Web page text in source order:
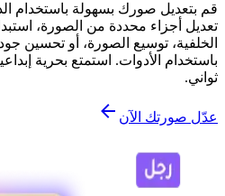
قم بتعديل صورك بسهولة باستخدام
تعديل أجزاء محددة من الصورة،
الخلفية، توسيع الصورة، أو تحسين
باستخدام الأدوات. استمتع بحرية
ثواني.
عدّل صورتك الآن